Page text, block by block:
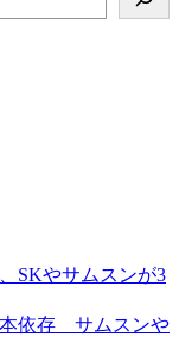
SKやサムスンが3
本依存 サムスンや